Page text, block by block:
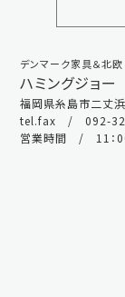
デンマーク家具＆北欧
ハミングジョー
福岡県糸島市二丈
tel.fax / 092-
営業時間 / 11：00